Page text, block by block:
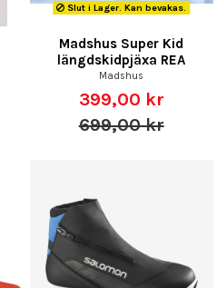
Slut i Lager. Kan bevakas.
Madshus Super Kid
längdskidpjäxa REA
Madshus
399,00 kr
699,00 kr